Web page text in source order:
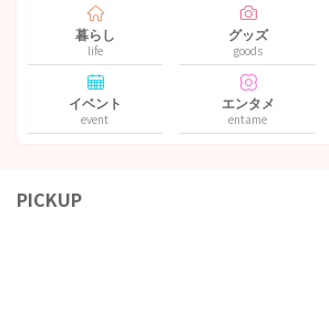
暮らし
life
グッズ
goods
イベント
event
エンタメ
entame
PICKUP